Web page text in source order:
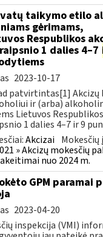
taikymo etilo
gėrimams,
Respublikos
1 dalies 4–7
2023-10-17
patvirtintas[1] Akcizų
ir (arba)
Lietuvos
1 dalies 4–7 ir 9
Akcizai
» Akcizų mokesčių
nuo 2024 m.
GPM paramai
2023-04-20
inspekcija (VMI)